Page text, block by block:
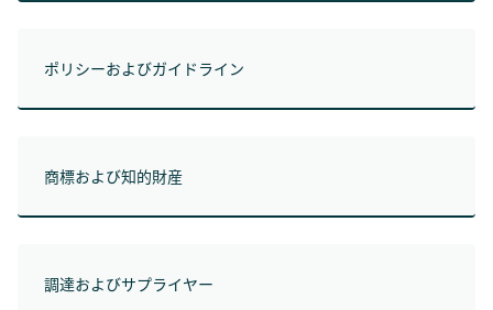
ポリシーおよびガイドライン
商標および知的財産
調達およびサプライヤー